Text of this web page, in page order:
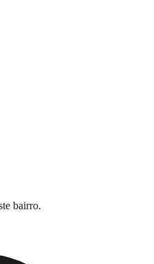
bairro.